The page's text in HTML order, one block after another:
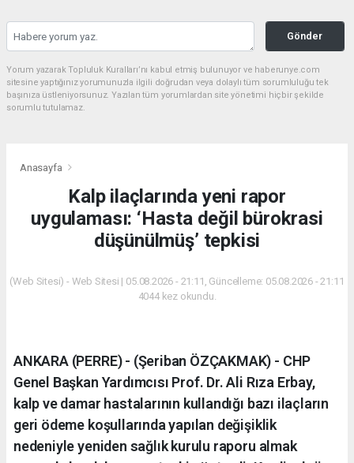
Gönder
Yorum yazarak Topluluk Kuralları’nı kabul etmiş bulunuyor ve haberunye.com
sitesine yaptığınız yorumunuzla ilgili doğrudan veya dolaylı tüm sorumluluğu tek
başınıza üstleniyorsunuz. Yazılan tüm yorumlardan site yönetimi hiçbir şekilde
sorumlu tutulamaz.
Anasayfa
Kalp ilaçlarında yeni rapor
uygulaması: ‘Hasta değil bürokrasi
düşünülmüş’ tepkisi
(Web Sitesi) - Web Sitesi | 05.08.2026 - 21:11, Güncelleme: 05.08.2026 - 21:11
4044 kez okundu.
ANKARA (PERRE) - (Şeriban ÖZÇAKMAK) - CHP
Genel Başkan Yardımcısı Prof. Dr. Ali Rıza Erbay,
kalp ve damar hastalarının kullandığı bazı ilaçların
geri ödeme koşullarında yapılan değişiklik
nedeniyle yeniden sağlık kurulu raporu almak